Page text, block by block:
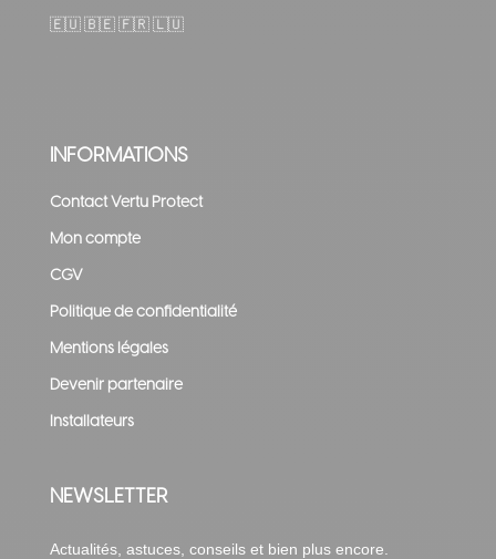
🇪🇺 🇧🇪 🇫🇷 🇱🇺
INFORMATIONS
Contact Vertu Protect
Mon compte
CGV
Politique de confidentialité
Mentions légales
Devenir partenaire
Installateurs
NEWSLETTER
Actualités, astuces, conseils et bien plus encore.